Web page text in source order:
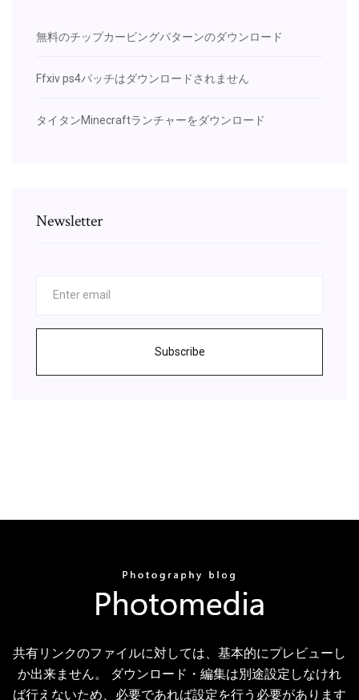
無料のチップカービングパターンのダウンロード
Ffxiv ps4パッチはダウンロードされません
タイタンMinecraftランチャーをダウンロード
Newsletter
Subscribe
共有リンクのファイルに対しては、基本的にプレビューし
か出来ません。 ダウンロード・編集は別途設定しなけれ
ば行えないため、必要であれば設定を行う必要があります